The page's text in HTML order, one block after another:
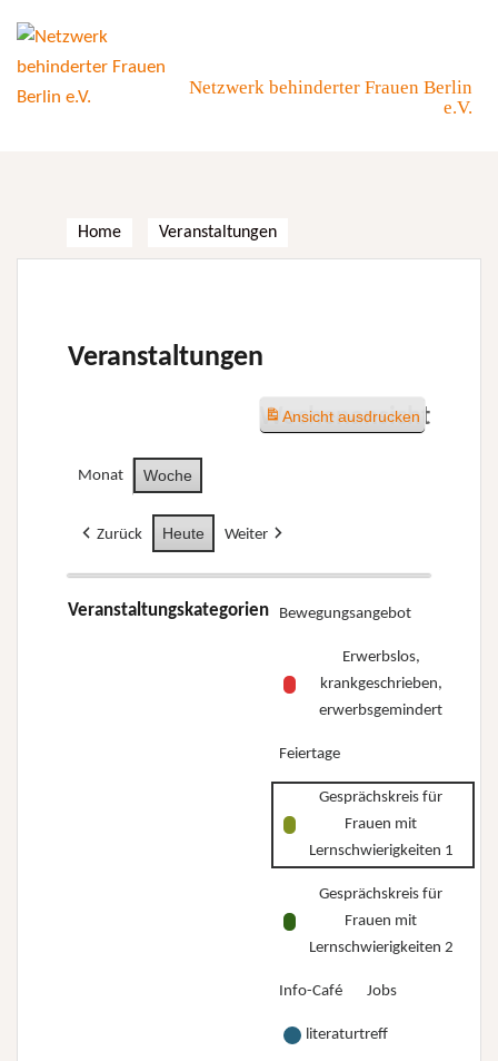
content
Netzwerk behinderter Frauen Berlin
e.V.
Home Veranstaltungen
Veranstaltungen
Wochenansicht
Monat Woche
Zurück Heute Weiter
Veranstaltungskategorien Bewegungsangebot
Erwerbslos,
krankgeschrieben,
erwerbsgemindert
Feiertage
Gesprächskreis für
Frauen mit
Lernschwierigkeiten 1
Gesprächskreis für
Frauen mit
Lernschwierigkeiten 2
Info-Café Jobs
literaturtreff
Ansichtausdrucken